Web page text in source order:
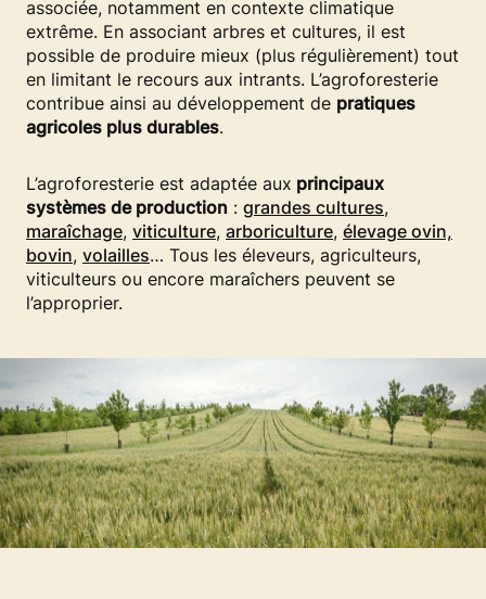
associée, notamment en contexte climatique
extrême. En associant arbres et cultures, il est
possible de produire mieux (plus régulièrement) tout
en limitant le recours aux intrants. L’agroforesterie
contribue ainsi au développement de pratiques
agricoles plus durables.
L’agroforesterie est adaptée aux principaux
systèmes de production : grandes cultures,
maraîchage, viticulture, arboriculture, élevage ovin,
bovin, volailles… Tous les éleveurs, agriculteurs,
viticulteurs ou encore maraîchers peuvent se
l’approprier.